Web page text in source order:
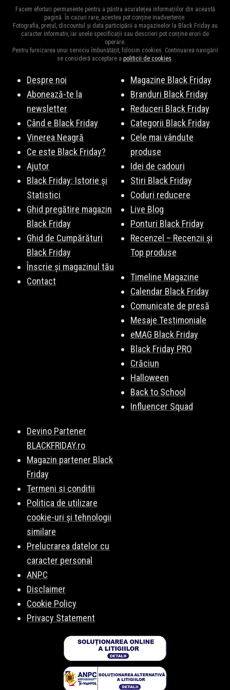
fiecărui cod pentru a vă asigura că poate fi utilizat pentru
produsele dorite.
verificați dacă acesta este încă activ, dacă îndepliniți condițiile
de utilizare și dacă a fost introdus corect. Uneori, codurile
expiră sau sunt valabile doar pentru anumite produse sau
perioade de timp.
Facem eforturi permanente pentru a păstra acuratețea informațiilor din această
pagină. În cazuri rare, acestea pot conține inadvertențe.
Fotografia, prețul, discountul și data participării a magazinelor la Black Friday au
caracter informativ, iar unele specificații sau descrieri pot conține erori de
operare.
Pentru furnizarea unui serviciu îmbunătățit, folosim cookies. Continuarea navigării
se consideră acceptare a politicii de cookies.
Despre noi
Abonează-te la
newsletter
Când e Black Friday
Vinerea Neagră
Ce este Black Friday?
Ajutor
Black Friday: Istorie și
Statistici
Ghid pregătire magazin
Black Friday
Ghid de Cumpărături
Black Friday
Înscrie și magazinul tău
Contact
Magazine Black Friday
Branduri Black Friday
Reduceri Black Friday
Categorii Black Friday
Cele mai vândute
produse
Idei de cadouri
Stiri Black Friday
Coduri reducere
Live Blog
Ponturi Black Friday
Recenzel – Recenzii și
Top produse
Timeline Magazine
Calendar Black Friday
Comunicate de presă
Mesaje Testimoniale
eMAG Black Friday
Black Friday PRO
Crăciun
Halloween
Back to School
Influencer Squad
Devino Partener
BLACKFRIDAY.ro
Magazin partener Black
Friday
Termeni si conditii
Politica de utilizare
cookie-uri și tehnologii
similare
Prelucrarea datelor cu
caracter personal
ANPC
Disclaimer
Cookie Policy
Privacy Statement